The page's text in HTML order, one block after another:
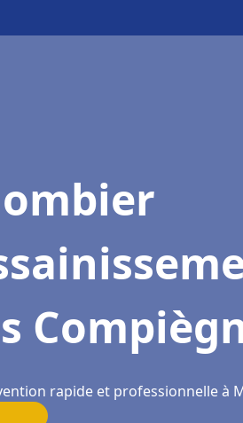
rapide et professionnelle à